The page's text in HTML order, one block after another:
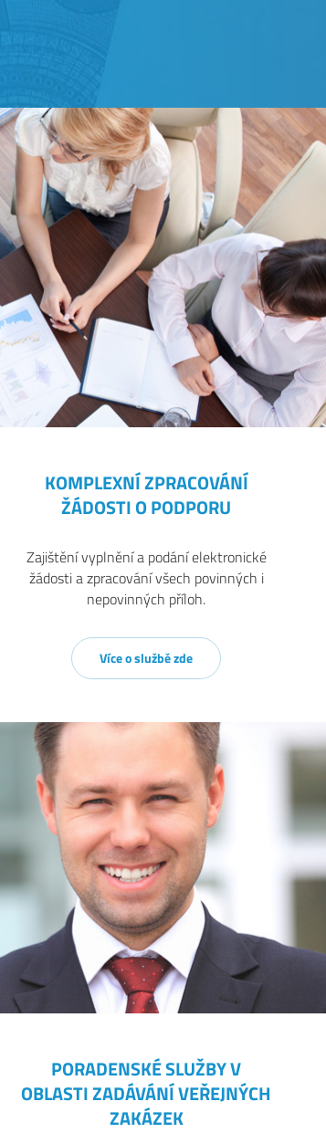
KOMPLEXNÍ ZPRACOVÁNÍ
ŽÁDOSTI O PODPORU
Zajištění vyplnění a podání elektronické
žádosti a zpracování všech povinných i
nepovinných příloh.
Více o službě zde
PORADENSKÉ SLUŽBY V
OBLASTI ZADÁVÁNÍ VEŘEJNÝCH
ZAKÁZEK